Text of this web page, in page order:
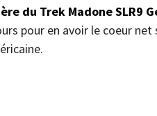
du Trek Madone SLR9
pour en avoir le coeur